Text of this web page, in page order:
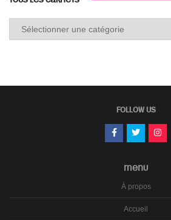
FOLLOW US
MENU
À propos
Accueil